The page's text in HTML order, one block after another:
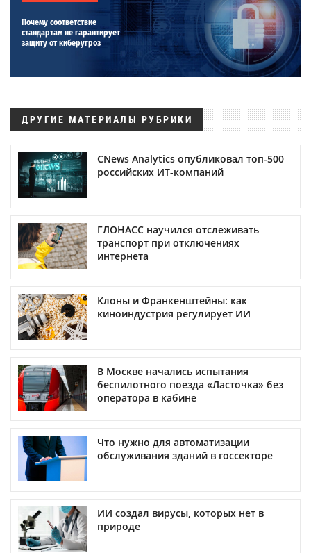
Почему соответствие
стандартам не гарантирует
защиту от киберугроз
ДРУГИЕ МАТЕРИАЛЫ РУБРИКИ
CNews Analytics опубликовал топ-500
российских ИТ-компаний
ГЛОНАСС научился отслеживать
транспорт при отключениях
интернета
Клоны и Франкенштейны: как
киноиндустрия регулирует ИИ
В Москве начались испытания
беспилотного поезда «Ласточка» без
оператора в кабине
Что нужно для автоматизации
обслуживания зданий в госсекторе
ИИ создал вирусы, которых нет в
природе